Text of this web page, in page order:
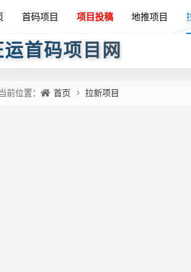
首码项目 项目投稿 地推项目
运首码项目网
当前位置： 首页 拉新项目